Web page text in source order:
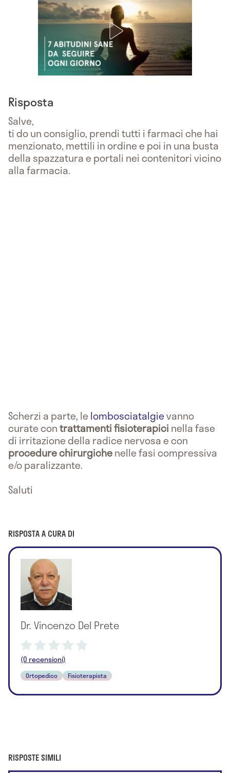
Risposta
Salve,
ti do un consiglio, prendi tutti i farmaci che hai
menzionato, mettili in ordine e poi in una busta
della spazzatura e portali nei contenitori vicino
alla farmacia.
Scherzi a parte, le lombosciatalgievanno
curate contrattamenti fisioterapici nella fase
di irritazione della radice nervosa e con
procedure chirurgichenelle fasi compressiva
e/o paralizzante.
Saluti
RISPOSTA A CURA DI
Dr. Vincenzo Del Prete
(0 recensioni)
Ortopedico Fisioterapista
RISPOSTE SIMILI